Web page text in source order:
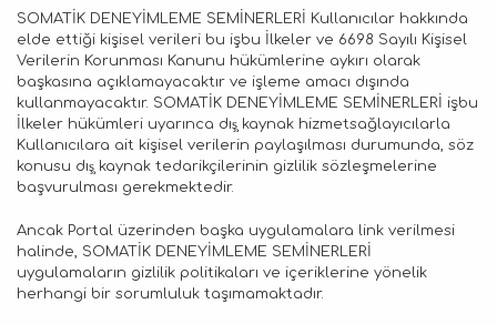
SOMATİK DENEYİMLEME SEMİNERLERİ Kullanıcılar hakkında
elde ettiği kişisel verileri bu işbu İlkeler ve 6698 Sayılı Kişisel
Verilerin Korunması Kanunu hükümlerine aykırı olarak
başkasına açıklamayacaktır ve işleme amacı dışında
kullanmayacaktır. SOMATİK DENEYİMLEME SEMİNERLERİ işbu
İlkeler hükümleri uyarınca dış̧ kaynak hizmetsağlayıcılarla
Kullanıcılara ait kişisel verilerin paylaşılması durumunda, söz
konusu dış̧ kaynak tedarikçilerinin gizlilik sözleşmelerine
başvurulması gerekmektedir.
Ancak Portal üzerinden başka uygulamalara link verilmesi
halinde, SOMATİK DENEYİMLEME SEMİNERLERİ
uygulamaların gizlilik politikaları ve içeriklerine yönelik
herhangi bir sorumluluk taşımamaktadır.